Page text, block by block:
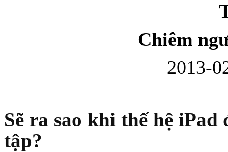
Bao da Samsung
Chiêm
2013-
Sẽ ra sao khi thế hệ
tập?